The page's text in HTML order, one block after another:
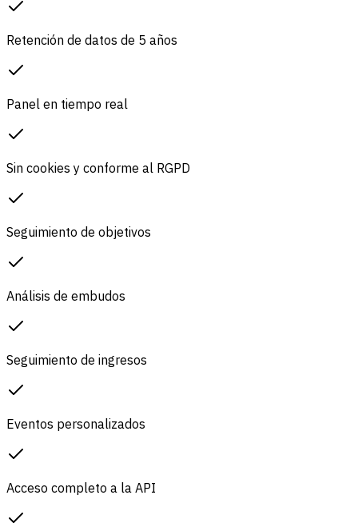
Retención de datos de 5 años
Panel en tiempo real
Sin cookies y conforme al RGPD
Seguimiento de objetivos
Análisis de embudos
Seguimiento de ingresos
Eventos personalizados
Acceso completo a la API